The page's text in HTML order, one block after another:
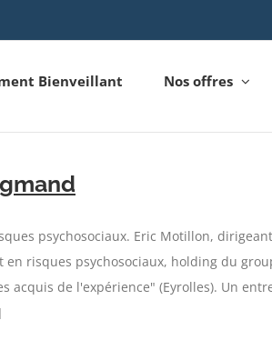
Bienveillant Nos offres
psychosociaux. Eric Motillon,
risques psychosociaux, holding du
acquis de l'expérience" (Eyrolles). Un